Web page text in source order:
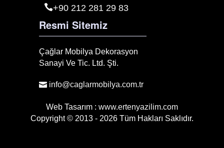
+90 212 281 29 83
Resmi Sitemiz
Çağlar Mobilya Dekorasyon
Sanayi Ve Tic. Ltd. Şti.
info@caglarmobilya.com.tr
Web Tasarım : www.ertenyazilim.com
Copyright © 2013 - 2026 Tüm Hakları Saklıdır.